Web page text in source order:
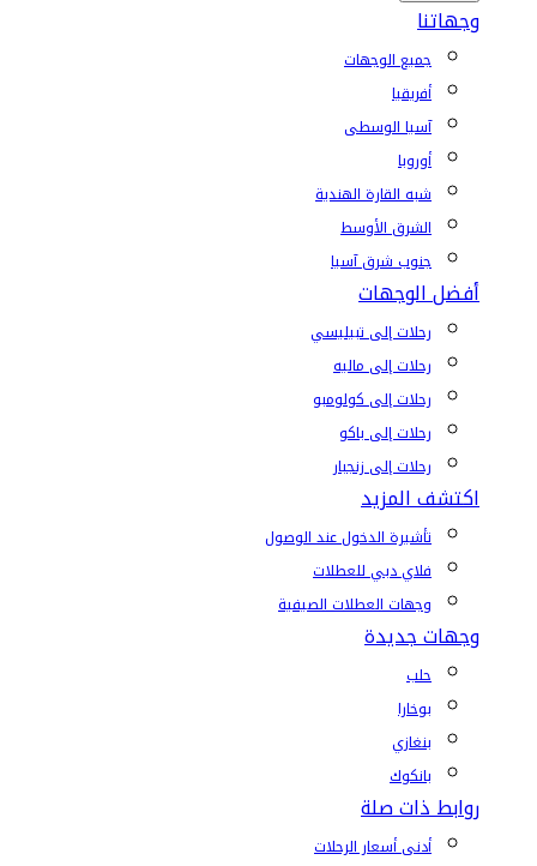
وجهاتنا
جميع الوجهات
أفريقيا
آسيا الوسطى
أوروبا
شبه القارة الهندية
الشرق الأوسط
جنوب شرق آسيا
أفضل الوجهات
رحلات إلى تبيليسي
رحلات إلى ماليه
رحلات إلى كولومبو
رحلات إلى باكو
رحلات إلى زنجبار
اكتشف المزيد
تأشيرة الدخول عند الوصول
فلاي دبي للعطلات
وجهات العطلات الصيفية
وجهات جديدة
حلب
بوخارا
بنغازي
بانكوك
روابط ذات صلة
أدنى أسعار الرحلات